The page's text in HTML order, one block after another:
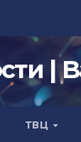
|
ТВЦ